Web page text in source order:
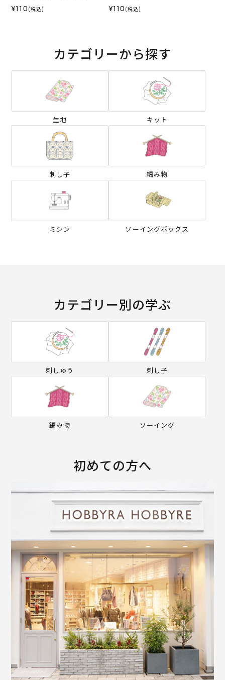
¥110 (税込) ¥110 (税込)
カテゴリーから探す
生地 キット
刺し子 編み物
ミシン ソーイングボックス
カテゴリー別の学ぶ
刺しゅう 刺し子
編み物 ソーイング
初めての方へ